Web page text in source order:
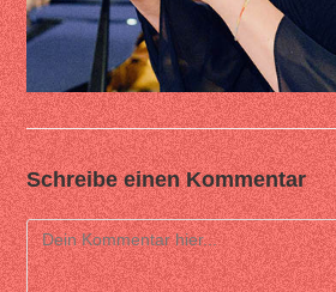
Schreibe einen Kommentar
Comment